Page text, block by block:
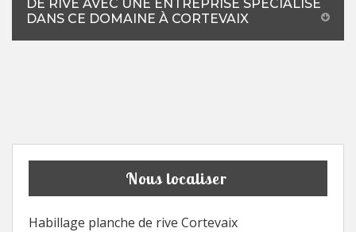
DE RIVE AVEC UNE ENTREPRISE SPÉCIALISÉ
DANS CE DOMAINE À CORTEVAIX
Nous localiser
Habillage planche de rive Cortevaix